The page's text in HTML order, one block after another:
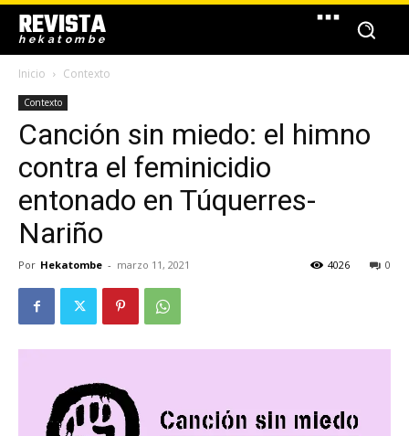
REVISTA
hekatombe
Inicio Contexto
Contexto
Canción sin miedo: el himno
contra el feminicidio
entonado en Túquerres-
Nariño
Por Hekatombe - marzo 11, 2021 0
4026